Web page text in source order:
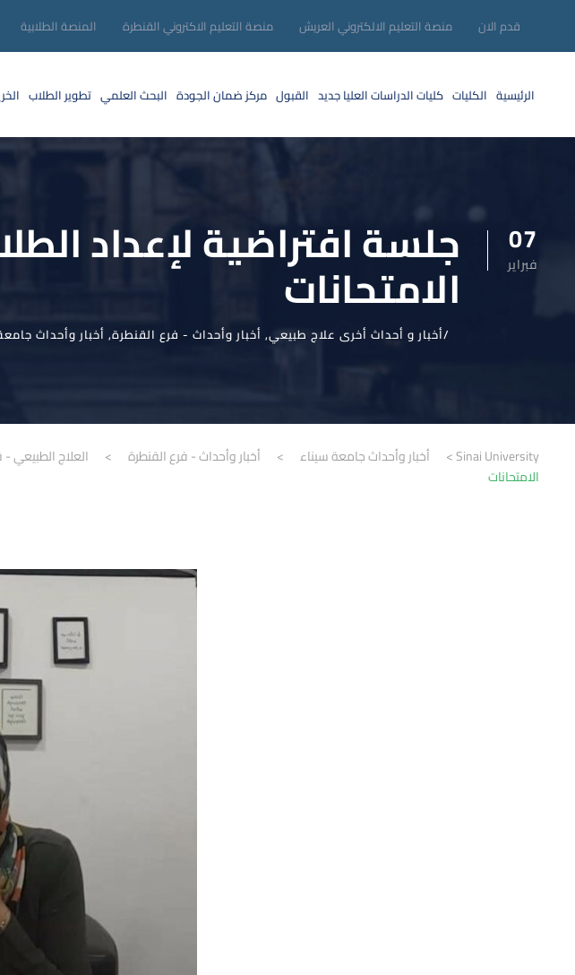
قدم الان منصة التعليم الالكتروني العريش منصة التعليم الاكتروني القنطرة المنصة الطلابية
الرئيسية الكليات كليات الدراسات العلياجديد القبول مركز ضمان الجودة البحث العلمي تطوير الطلاب
07
فبراير جلسة افتراضية لإعداد
الامتحانات
أخبار و أحداث أخرى علاج طبيعي, أخبار وأحداث - فرع القنطرة, أخبار وأحداث
Sinai University
> أخبار وأحداث جامعة سيناء > أخبار وأحداث - فرع القنطرة > العلاج الطبيعي
الامتحانات